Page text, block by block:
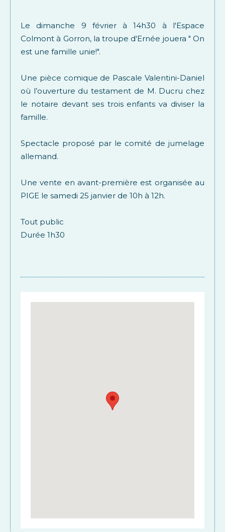
Le dimanche 9 février à 14h30 à l'Espace
Colmont à Gorron, la troupe d'Ernée jouera " On
est une famille unie!".
Une pièce comique de Pascale Valentini-Daniel
où l’ouverture du testament de M. Ducru chez
le notaire devant ses trois enfants va diviser la
famille.
Spectacle proposé par le comité de jumelage
allemand.
Une vente en avant-première est organisée au
PIGE le samedi 25 janvier de 10h à 12h.
Tout public
Durée 1h30